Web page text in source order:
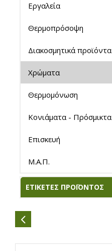
Εργαλεία
Θερμοπρόσοψη
Διακοσμητικά προϊόντα
Χρώματα
Θερμομόνωση
Κονιάματα - Πρόσμικτα
Επισκευή
Μ.Α.Π.
ΕΤΙΚΈΤΕΣ ΠΡΟΪΌΝΤΟΣ